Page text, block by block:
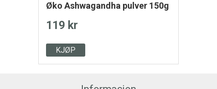
Øko Ashwagandha pulver 150g
119 kr
KJØP